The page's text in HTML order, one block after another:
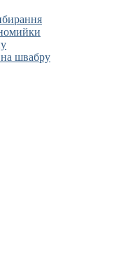
швабру